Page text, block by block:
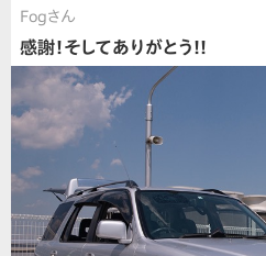
Fogさん
感謝！そしてありがとう!!